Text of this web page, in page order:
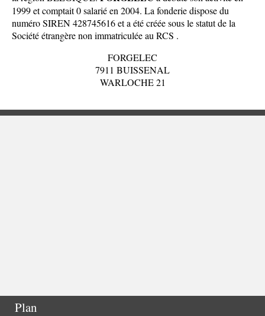
1999 et comptait 0 salarié en 2004. La fonderie dispose du
numéro SIREN 428745616 et a été créée sous le statut de la
Société étrangère non immatriculée au RCS .
FORGELEC
7911 BUISSENAL
WARLOCHE 21
Plan